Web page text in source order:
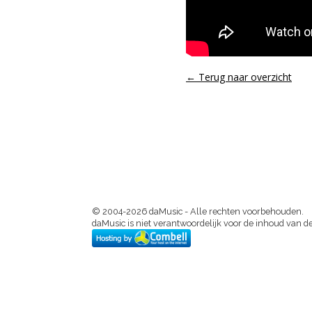
← Terug naar overzicht
© 2004-2026 daMusic - Alle rechten voorbehouden.
daMusic is niet verantwoordelijk voor de inhoud van